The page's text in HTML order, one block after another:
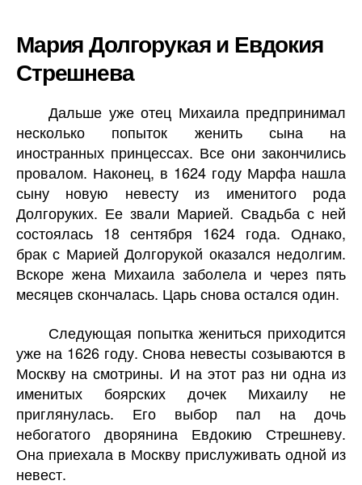
Мария Долгорукая и Евдокия
Стрешнева
Дальше уже отец Михаила предпринимал
несколько попыток женить сына на
иностранных принцессах. Все они закончились
провалом. Наконец, в 1624 году Марфа нашла
сыну новую невесту из именитого рода
Долгоруких. Ее звали Марией. Свадьба с ней
состоялась 18 сентября 1624 года. Однако,
брак с Марией Долгорукой оказался недолгим.
Вскоре жена Михаила заболела и через пять
месяцев скончалась. Царь снова остался один.
Следующая попытка жениться приходится
уже на 1626 году. Снова невесты созываются в
Москву на смотрины. И на этот раз ни одна из
именитых боярских дочек Михаилу не
приглянулась. Его выбор пал на дочь
небогатого дворянина Евдокию Стрешневу.
Она приехала в Москву прислуживать одной из
невест.